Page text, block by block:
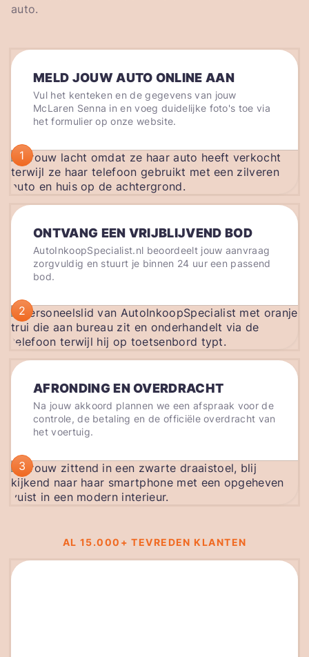
auto.
MELD JOUW AUTO ONLINE AAN
Vul het kenteken en de gegevens van jouw
McLaren Senna in en voeg duidelijke foto's toe via
het formulier op onze website.
1
ONTVANG EEN VRIJBLIJVEND BOD
AutoInkoopSpecialist.nl beoordeelt jouw aanvraag
zorgvuldig en stuurt je binnen 24 uur een passend
bod.
2
AFRONDING EN OVERDRACHT
Na jouw akkoord plannen we een afspraak voor de
controle, de betaling en de officiële overdracht van
het voertuig.
3
AL 15.000+ TEVREDEN KLANTEN